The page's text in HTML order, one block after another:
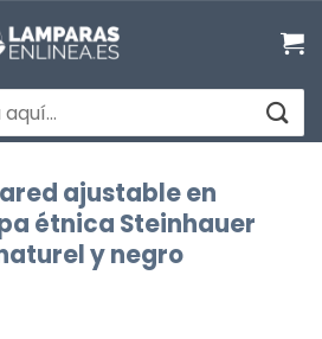
ajustable en
étnica Steinhauer
y negro